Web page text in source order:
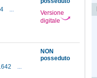
Versione
digitale
...
NON
posseduto
...